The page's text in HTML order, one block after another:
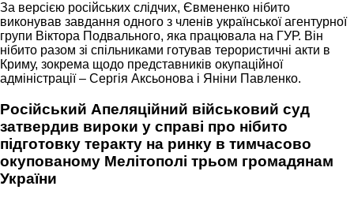
За версією російських слідчих, Євмененко нібито
виконував завдання одного з членів української агентурної
групи Віктора Подвального, яка працювала на ГУР. Він
нібито разом зі спільниками готував терористичні акти в
Криму, зокрема щодо представників окупаційної
адміністрації – Сергія Аксьонова і Яніни Павленко.
Російський Апеляційний військовий суд
затвердив вироки у справі про нібито
підготовку теракту на ринку в тимчасово
окупованому Мелітополі трьом громадянам
України